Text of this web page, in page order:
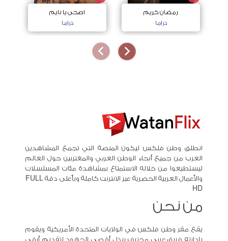
رمضان كريم
دراما
اصحى يا نايم
دراما
انطلق وطن فلكس ليكون المنصة التي تجمع المشاهدين
العرب من جميع أنحاء الوطن العربي والمغتربين حول العالم
ليستطيعوا من خلاله الاستمتاع بمشاهدة مئات المسلسلات
والأعمال العربية الحصرية عبر الانترنت كاملة وبأعلى دقة FULL
HD
من نحن
يقع مقر وطن فلكس في الولايات المتحدة الأمريكية ويقوم